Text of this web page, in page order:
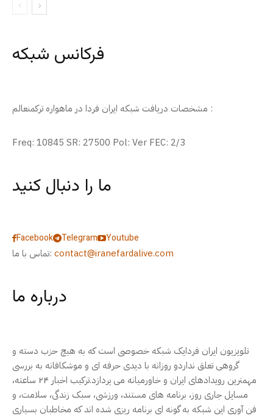
فرکانس شبکه
مشخصات دریافت شبکه ایران فردا در ماهواره ترکمنعالم :
Freq: 10845 SR: 27500 Pol: Ver FEC: 2/3
ما را دنبال کنید
Facebook Telegram
Youtube
تماس با ما: contact@iranefardalive.com
درباره ما
تلویزیون ایران فردایک شبکه خصوصی است که به هیچ حزب دسته و
گروهی تعلق نداردو روزانه با دیدی حرفه ای و موشکافانه به بررسی
مهمترین رویدادهای ایران و خاورمیانه می پردازد.ترکیب اخبار ۲۴ ساعته،
مسایل جاری روز، برنامه های مستند، ورزشی، سبک زندگی، سلامت، و
فن آوری این شبکه به گونه ای برنامه ریزی شده اند که مخاطبان بسیاری